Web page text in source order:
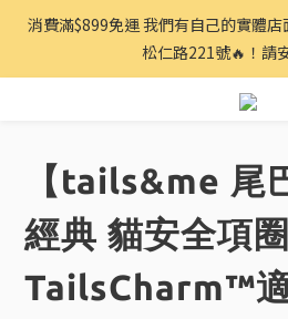
消費滿$899免運 我們有自己的實體
松仁路221號🔥！請
【tails&me 尾
經典 貓安全項圈
TailsCharm™